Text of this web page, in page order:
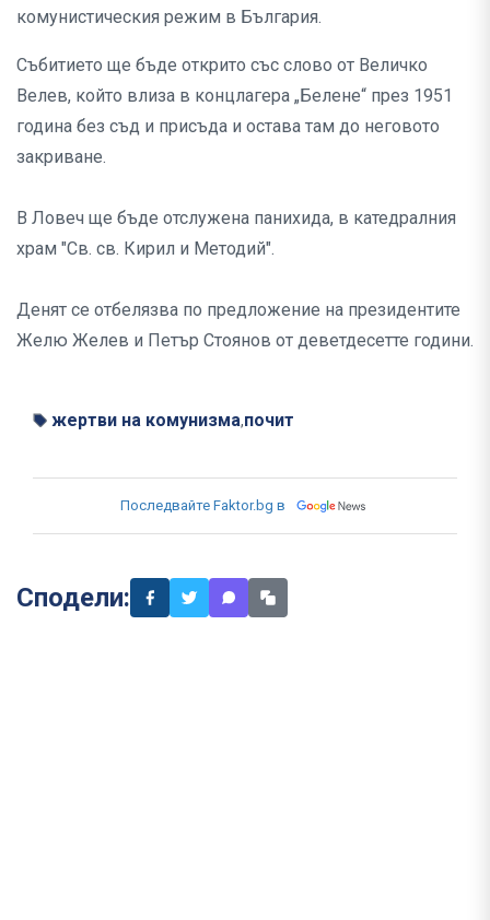
комунистическия режим в България.
Събитието ще бъде открито със слово от Величко
Велев, който влиза в концлагера „Белене“ през 1951
година без съд и присъда и остава там до неговото
закриване.
В Ловеч ще бъде отслужена панихида, в катедралния
храм "Св. св. Кирил и Методий".
Денят се отбелязва по предложение на президентите
Желю Желев и Петър Стоянов от деветдесетте години.
жертви на комунизма,почит
Последвайте Faktor.bg в
Сподели: